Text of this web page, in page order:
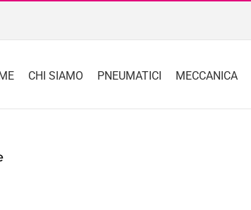
CHI SIAMO PNEUMATICI MECCANICA